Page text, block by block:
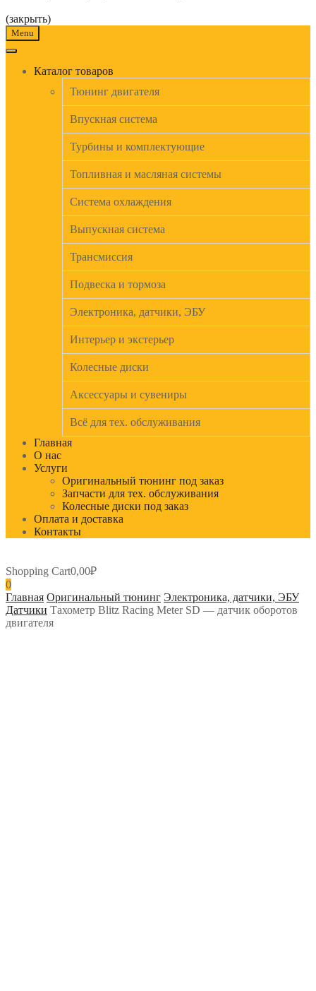
(закрыть)
Menu
Каталог товаров
Тюнинг двигателя
Впускная система
Турбины и комплектующие
Топливная и масляная системы
Система охлаждения
Выпускная система
Трансмиссия
Подвеска и тормоза
Электроника, датчики, ЭБУ
Интерьер и экстерьер
Колесные диски
Аксессуары и сувениры
Всё для тех. обслуживания
Главная
О нас
Услуги
Оригинальный тюнинг под заказ
Запчасти для тех. обслуживания
Колесные диски под заказ
Оплата и доставка
Контакты
Shopping Cart0,00₽
0
Главная Оригинальный тюнинг Электроника, датчики, ЭБУ
Датчики Тахометр Blitz Racing Meter SD — датчик оборотов
двигателя